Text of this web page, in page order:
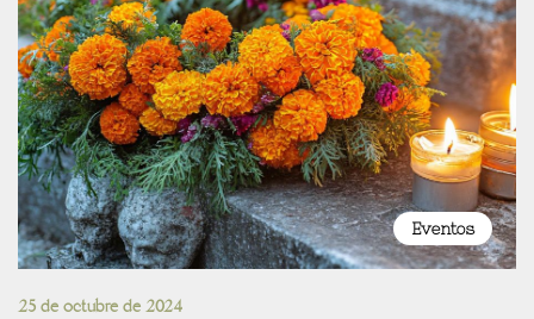
Eventos
25 de octubre de 2024